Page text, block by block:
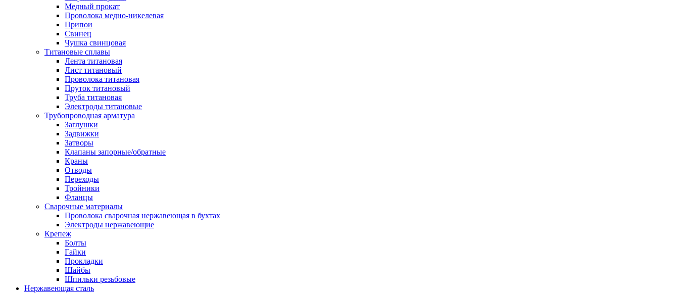
Медный прокат
Проволока медно-никелевая
Припои
Свинец
Чушка свинцовая
Титановые сплавы
Лента титановая
Лист титановый
Проволока титановая
Пруток титановый
Труба титановая
Электроды титановые
Трубопроводная арматура
Заглушки
Задвижки
Затворы
Клапаны запорные/обратные
Краны
Отводы
Переходы
Тройники
Фланцы
Сварочные материалы
Проволока сварочная нержавеющая в бухтах
Электроды нержавеющие
Крепеж
Болты
Гайки
Прокладки
Шайбы
Шпильки резьбовые
Нержавеющая сталь